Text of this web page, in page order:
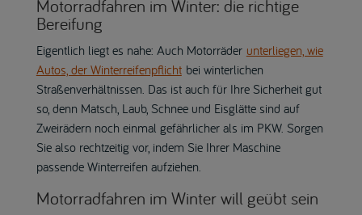
Motorradfahren im Winter: die richtige
Bereifung
Eigentlich liegt es nahe: Auch Motorräder unterliegen, wie
Autos, der Winterreifenpflichtbei winterlichen
Straßenverhältnissen. Das ist auch für Ihre Sicherheit gut
so, denn Matsch, Laub, Schnee und Eisglätte sind auf
Zweirädern noch einmal gefährlicher als im PKW. Sorgen
Sie also rechtzeitig vor, indem Sie Ihrer Maschine
passende Winterreifen aufziehen.
Motorradfahren im Winter will geübt sein